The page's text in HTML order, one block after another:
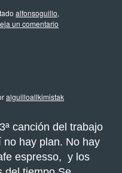
alfonsoguillo,
un comentario
alguilloallkimistak
canción del trabajo
hay plan. No hay
espresso, y los